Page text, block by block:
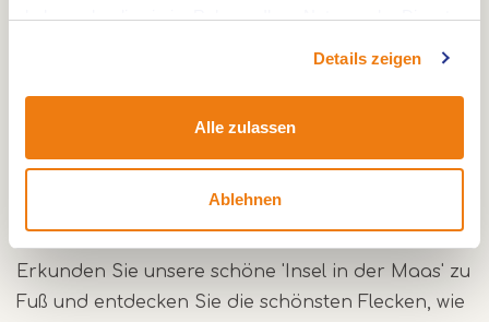
haben oder die sie im Rahmen Ihrer Nutzung der Dienste
Details zeigen
Alle zulassen
Ablehnen
erhältlich. Fahrräder können in unserem
überdachten Schuppen abgestellt werden, der
nachts verschlossen ist.
Eine schöne Gegend mit viel Natur
und Wanderwegen
Erkunden Sie unsere schöne 'Insel in der Maas' zu
Fuß und entdecken Sie die schönsten Flecken, wie